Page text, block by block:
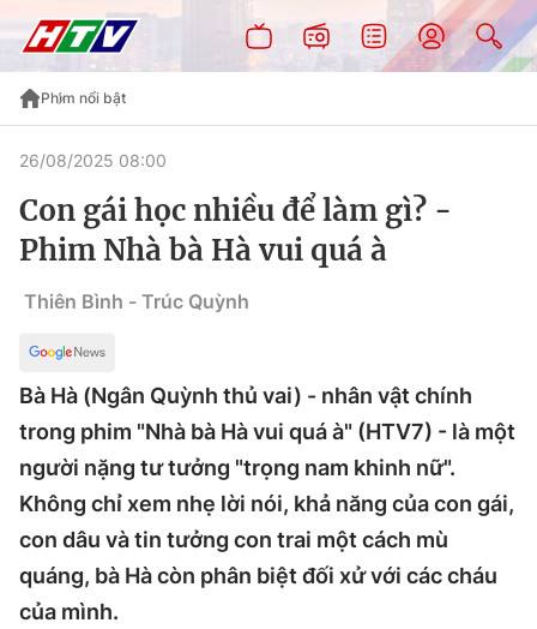
Phim nổi bật
26/08/2025 08:00
Con gái học nhiều để làm gì? -
Phim Nhà bà Hà vui quá à
Thiên Bình - Trúc Quỳnh
Bà Hà (Ngân Quỳnh thủ vai) - nhân vật chính
trong phim "Nhà bà Hà vui quá à" (HTV7) - là một
người nặng tư tưởng "trọng nam khinh nữ".
Không chỉ xem nhẹ lời nói, khả năng của con gái,
con dâu và tin tưởng con trai một cách mù
quáng, bà Hà còn phân biệt đối xử với các cháu
của mình.